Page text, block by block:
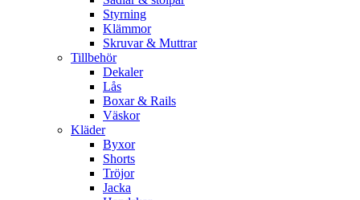
Styrning
Klämmor
Skruvar & Muttrar
Tillbehör
Dekaler
Lås
Boxar & Rails
Väskor
Kläder
Byxor
Shorts
Tröjor
Jacka